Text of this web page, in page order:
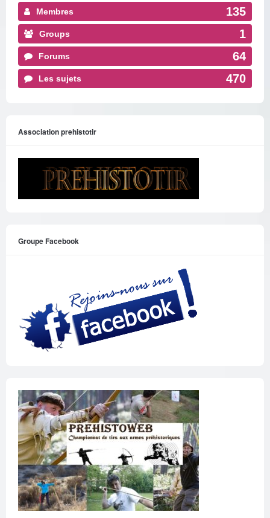
Membres 135
Groups 1
Forums 64
Les sujets 470
Association prehistotir
Groupe Facebook